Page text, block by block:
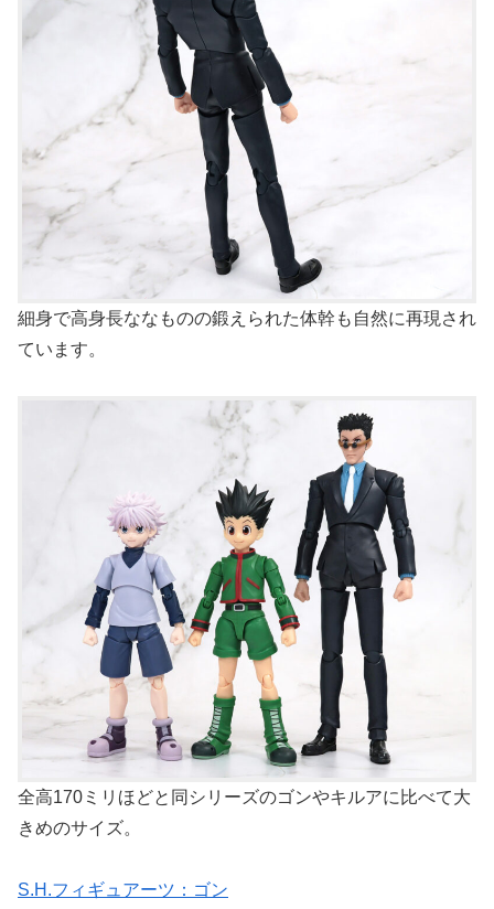
細身で高身長ななものの鍛えられた体幹も自然に再現され
ています。
全高170ミリほどと同シリーズのゴンやキルアに比べて大
きめのサイズ。
S.H.フィギュアーツ：ゴン